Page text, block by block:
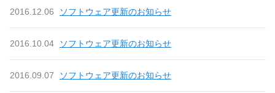
2016.12.06 ソフトウェア更新のお知らせ
2016.10.04 ソフトウェア更新のお知らせ
2016.09.07 ソフトウェア更新のお知らせ